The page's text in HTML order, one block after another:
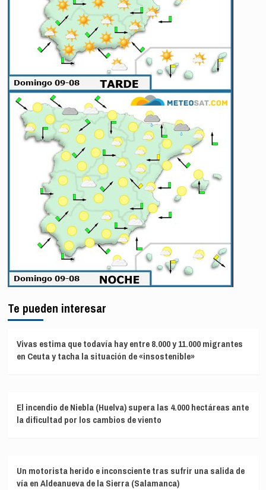
Te pueden interesar
Vivas estima que todavía hay entre 8.000 y 11.000 migrantes
en Ceuta y tacha la situación de «insostenible»
El incendio de Niebla (Huelva) supera las 4.000 hectáreas ante
la dificultad por los cambios de viento
Un motorista herido e inconsciente tras sufrir una salida de
vía en Aldeanueva de la Sierra (Salamanca)